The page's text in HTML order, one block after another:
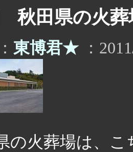
秋田県の火葬
東博君★：
の火葬場は、